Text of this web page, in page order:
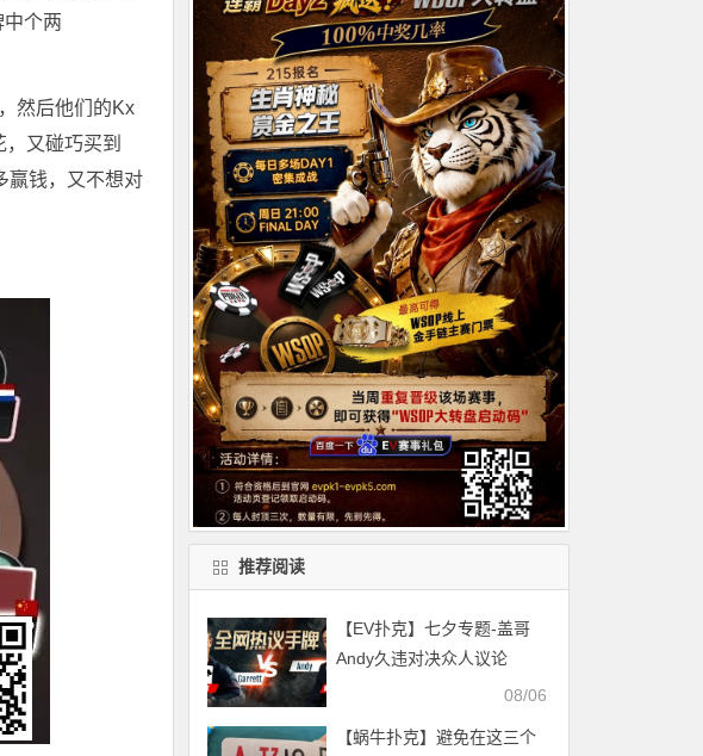
个两
然后他们的Kx
又碰巧买到
赢钱，又不想对
推荐阅读
【EV扑克】七夕专题-盖哥
Andy久违对决众人议论
08/06
【蜗牛扑克】避免在这三个